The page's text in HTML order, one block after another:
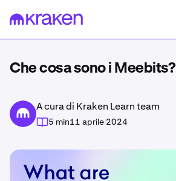
Che cosa sono i Meebits?
A cura di Kraken Learn team
5 min11 aprile 2024